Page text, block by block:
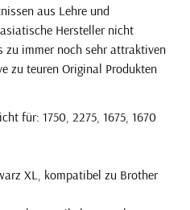
aus Lehre und
Hersteller nicht
zu immer noch sehr attraktiven
zu teuren Original Produkten
für: 1750, 2275, 1675, 1670
XL, kompatibel zu Brother